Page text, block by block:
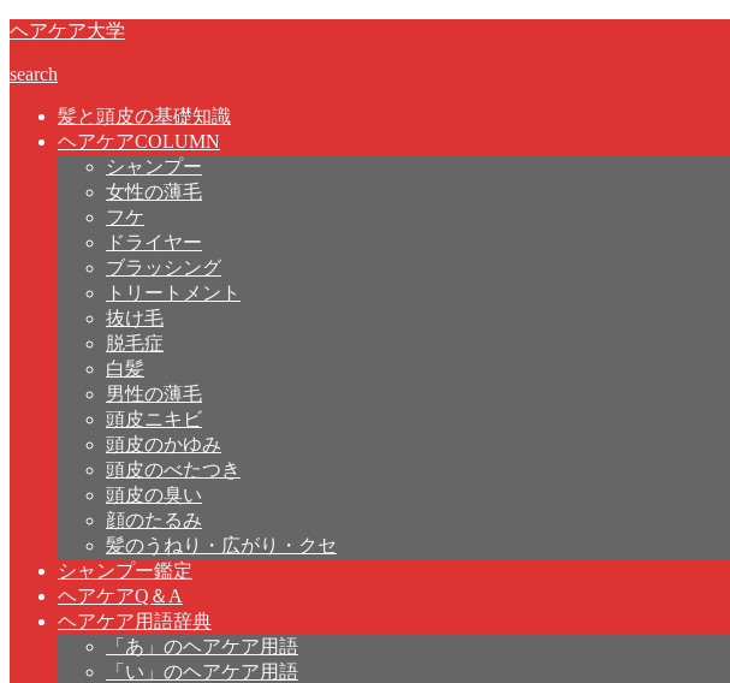
ヘアケア大学
search
髪と頭皮の基礎知識
ヘアケアCOLUMN
シャンプー
女性の薄毛
フケ
ドライヤー
ブラッシング
トリートメント
抜け毛
脱毛症
白髪
男性の薄毛
頭皮ニキビ
頭皮のかゆみ
頭皮のべたつき
頭皮の臭い
顔のたるみ
髪のうねり・広がり・クセ
シャンプー鑑定
ヘアケアQ＆A
ヘアケア用語辞典
「あ」のヘアケア用語
「い」のヘアケア用語